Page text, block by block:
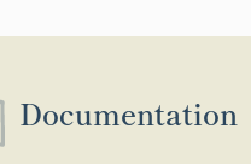
Documentation